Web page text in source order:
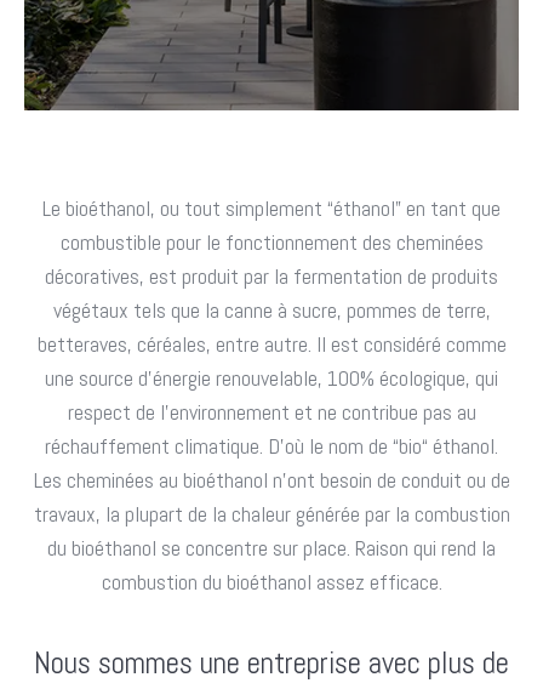
Le bioéthanol, ou tout simplement “éthanol” en tant que
combustible pour le fonctionnement des cheminées
décoratives, est produit par la fermentation de produits
végétaux tels que la canne à sucre, pommes de terre,
betteraves, céréales, entre autre. Il est considéré comme
une source d’énergie renouvelable, 100% écologique, qui
respect de l’environnement et ne contribue pas au
réchauffement climatique. D’où le nom de “bio“ éthanol.
Les cheminées au bioéthanol n’ont besoin de conduit ou de
travaux, la plupart de la chaleur générée par la combustion
du bioéthanol se concentre sur place. Raison qui rend la
combustion du bioéthanol assez efficace.
Nous sommes une entreprise avec plus de